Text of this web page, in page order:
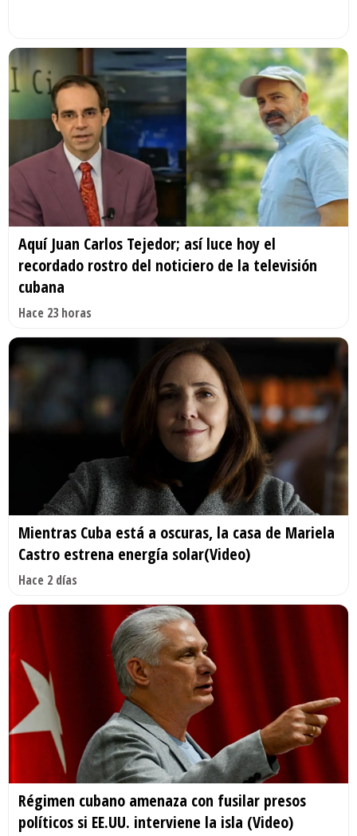
Aquí Juan Carlos Tejedor; así luce hoy el
recordado rostro del noticiero de la televisión
cubana
Hace 23 horas
Mientras Cuba está a oscuras, la casa de Mariela
Castro estrena energía solar(Video)
Hace 2 días
Régimen cubano amenaza con fusilar presos
políticos si EE.UU. interviene la isla (Video)